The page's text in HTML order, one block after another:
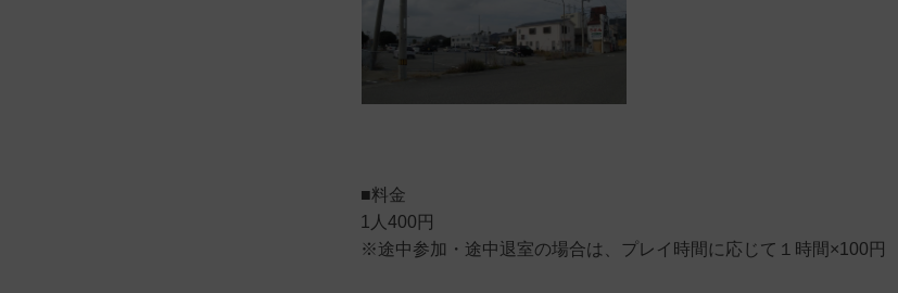
■料金
1人400円
※途中参加・途中退室の場合は、プレイ時間に応じて１時間×100円